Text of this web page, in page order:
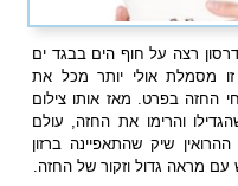
רצה על חוף הים בבגד ים
מסמלת אולי יותר מכל את
החזה בפרט. מאז אותו צילום
והרימו את החזה, עולם
שיק שהתאפיינה ברזון
עם מראה גדול וזקור של החזה.